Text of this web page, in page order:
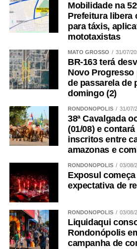
Mobilidade na
Prefeitura libera
para táxis,
mototaxistas
MATO GROSSO 31/07/
BR-163 terá
Novo Progresso
de passarela de
domingo (2)
RONDONÓPOLIS 31/07/
38ª Cavalgada
(01/08) e
inscritos entre
amazonas e
RONDONÓPOLIS 03/08/
Exposul
expectativa de
RONDONÓPOLIS 03/08/
Liquidaqui
Rondonópolis
campanha de